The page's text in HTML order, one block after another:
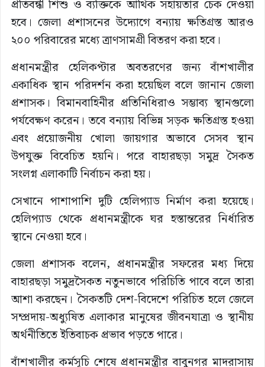
প্রতিবন্ধী শিশু ও ব্যক্তিকে আর্থিক সহায়তার চেক দেওয়া
হবে। জেলা প্রশাসনের উদ্যোগে বন্যায় ক্ষতিগ্রস্ত আরও
২০০ পরিবারের মধ্যে ত্রাণসামগ্রী বিতরণ করা হবে।
প্রধানমন্ত্রীর হেলিকপ্টার অবতরণের জন্য বাঁশখালীর
একাধিক স্থান পরিদর্শন করা হয়েছিল বলে জানান জেলা
প্রশাসক। বিমানবাহিনীর প্রতিনিধিরাও সম্ভাব্য স্থানগুলো
পর্যবেক্ষণ করেন। তবে বন্যায় বিভিন্ন সড়ক ক্ষতিগ্রস্ত হওয়া
এবং প্রয়োজনীয় খোলা জায়গার অভাবে সেসব স্থান
উপযুক্ত বিবেচিত হয়নি। পরে বাহারছড়া সমুদ্র সৈকত
সংলগ্ন এলাকাটি নির্বাচন করা হয়।
সেখানে পাশাপাশি দুটি হেলিপ্যাড নির্মাণ করা হয়েছে।
হেলিপ্যাড থেকে প্রধানমন্ত্রীকে ঘর হস্তান্তরের নির্ধারিত
স্থানে নেওয়া হবে।
জেলা প্রশাসক বলেন, প্রধানমন্ত্রীর সফরের মধ্য দিয়ে
বাহারছড়া সমুদ্রসৈকত নতুনভাবে পরিচিতি পাবে বলে তারা
আশা করছেন। সৈকতটি দেশ-বিদেশে পরিচিত হলে জেলে
সম্প্রদায়-অধ্যুষিত এলাকার মানুষের জীবনযাত্রা ও স্থানীয়
অর্থনীতিতে ইতিবাচক প্রভাব পড়তে পারে।
বাঁশখালীর কর্মসূচি শেষে প্রধানমন্ত্রীর বাবুনগর মাদরাসায়